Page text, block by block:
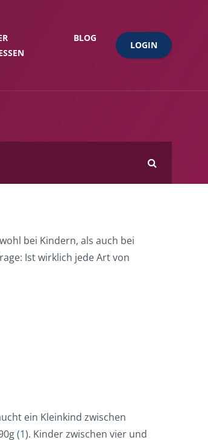
BLOG
LOGIN
bei Kindern, als auch bei
Ist wirklich jede Art von
ein Kleinkind zwischen
(1). Kinder zwischen vier und